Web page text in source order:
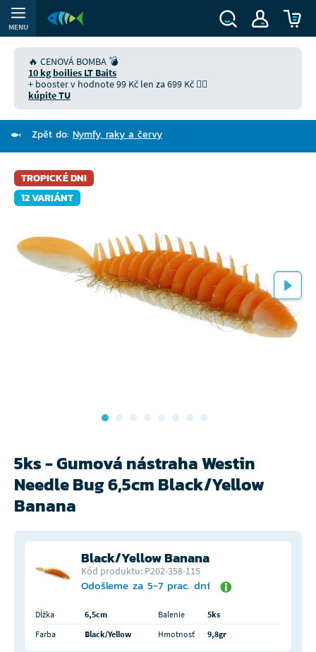
MENU
🔥 CENOVÁ BOMBA 💣
10 kg boilies LT Baits
+ booster v hodnote 99 Kč len za 699 Kč 👉🏻
kúpite TU
Zpět do: Nymfy, raky a červy
TROPICKÉ DNI
12 VARIÁNT
5ks - Gumová nástraha Westin
Needle Bug 6,5cm Black/Yellow
Banana
Black/Yellow Banana
Kód produktu: P202-358-115
Odošleme za 5-7 prac. dní
Dĺžka 6,5cm Balenie
5ks
Farba
Black/Yellow Hmotnosť 9,8gr